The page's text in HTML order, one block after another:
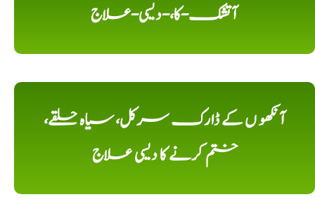
آتشک-کا،-دیسی-علاج
آنکھو ں کے ڈارک سرکل، سیاہ حلقے،
ختم کرنے کا دیسی علاج